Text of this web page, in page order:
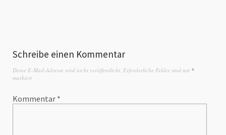
Schreibe einen Kommentar
Deine E-Mail-Adresse wird nicht veröffentlicht. Erforderliche Felder sind mit *
markiert
Kommentar *